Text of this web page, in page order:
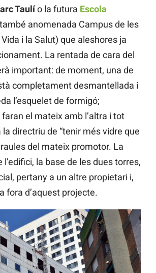
Taulío la futura Escola
anomenada Campus de les
i la Salut) que aleshores ja
La rentada de cara del
important: de moment, una de
completament desmantellada i
l’esquelet de formigó;
el mateix amb l’altra i tot
directriu de “tenir més vidre que
del mateix promotor. La
l’edifici, la base de les dues torres,
pertany a un altre propietari i,
fora d’aquest projecte.